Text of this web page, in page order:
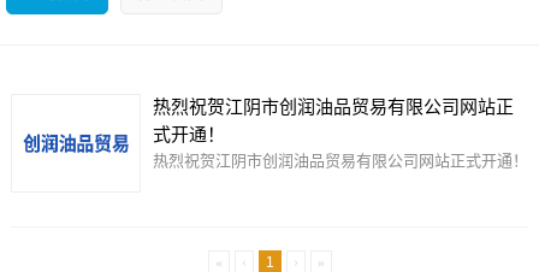
热烈祝贺江阴市创润油品贸易有限公司网站正
式开通！
热烈祝贺江阴市创润油品贸易有限公司网站正式开通！
« ‹ 1 › »